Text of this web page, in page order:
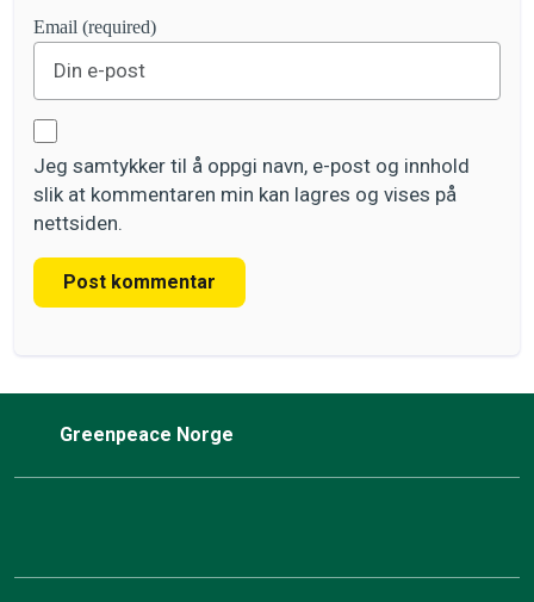
Email (required)
Jeg samtykker til å oppgi navn, e-post og innhold
slik at kommentaren min kan lagres og vises på
nettsiden.
Post kommentar
Greenpeace Norge